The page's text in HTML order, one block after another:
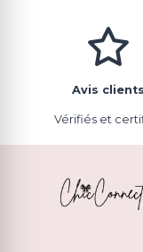
Avis clients
Vérifiés et